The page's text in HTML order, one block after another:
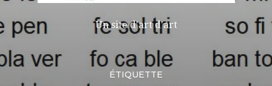
Un site d'art d'art
ÉTIQUETTE